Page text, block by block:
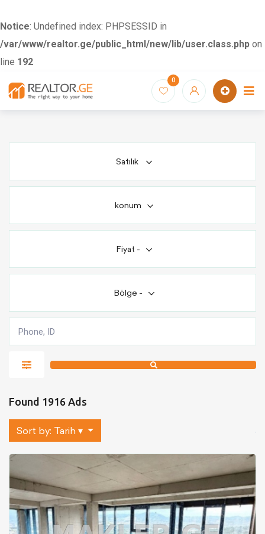
Notice: Undefined index: PHPSESSID in
/var/www/realtor.ge/public_html/new/lib/user.class.php on
line 192
0
Satılık
konum
Fiyat -
Bölge -
Found 1916 Ads
Sort by: Tarih ▾